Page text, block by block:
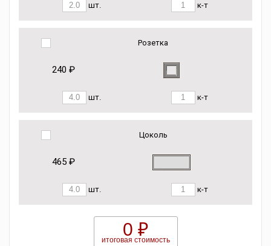
шт. к-т
Розетка
240 ₽
шт. к-т
Цоколь
465 ₽
шт. к-т
0 ₽
итоговая стоимость